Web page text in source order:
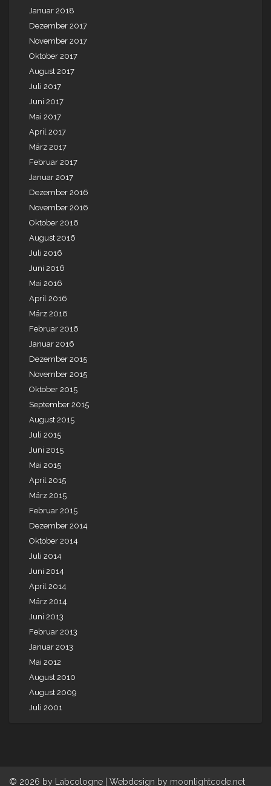
Januar 2018
Dezember 2017
November 2017
Oktober 2017
August 2017
Juli 2017
Juni 2017
Mai 2017
April 2017
März 2017
Februar 2017
Januar 2017
Dezember 2016
November 2016
Oktober 2016
August 2016
Juli 2016
Juni 2016
Mai 2016
April 2016
März 2016
Februar 2016
Januar 2016
Dezember 2015
November 2015
Oktober 2015
September 2015
August 2015
Juli 2015
Juni 2015
Mai 2015
April 2015
März 2015
Februar 2015
Dezember 2014
Oktober 2014
Juli 2014
Juni 2014
April 2014
März 2014
Juni 2013
Februar 2013
Januar 2013
Mai 2012
August 2010
August 2009
Juli 2001
© 2026 by Labcologne | Webdesign by moonlightcode.net